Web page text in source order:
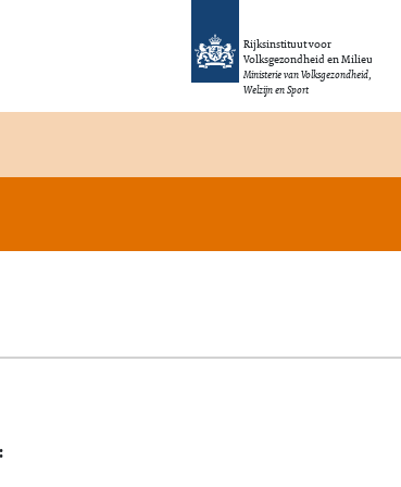
Rijksinstituut voor
Volksgezondheid en Milieu
Ministerie van Volksgezondheid,
Welzijn en Sport